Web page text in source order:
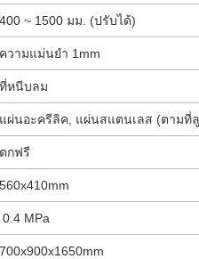
400 ~ 1500 มม. (ปรับได้)
ความแม่นยำ 1mm
ที่หนีบลม
แผ่นอะครีลิค, แผ่นสแตนเลส (ตามที่
ตกฟรี
560x410mm
0.4 MPa
700x900x1650mm